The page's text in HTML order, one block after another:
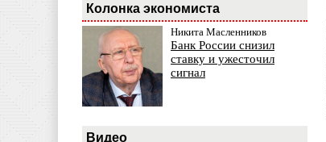
Колонка экономиста
Никита Масленников
Банк России снизил
ставку и ужесточил
сигнал
Видео